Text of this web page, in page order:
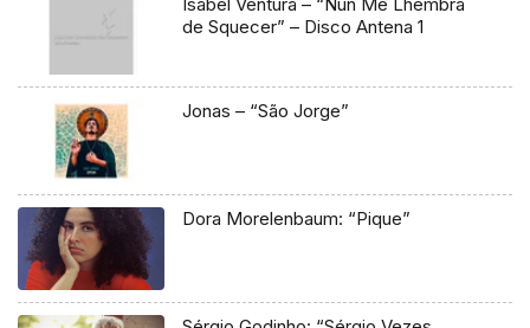
de Squecer” – Disco Antena 1
Jonas – “São Jorge”
Dora Morelenbaum: “Pique”